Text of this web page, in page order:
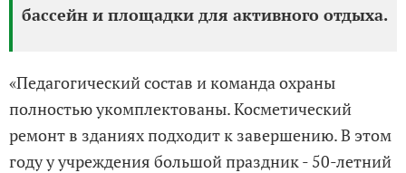
бассейн и площадки для активного отдыха.
«Педагогический состав и команда охраны
полностью укомплектованы. Косметический
ремонт в зданиях подходит к завершению. В этом
году у учреждения большой праздник - 50-летний